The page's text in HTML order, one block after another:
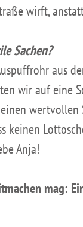
wirft,
Sachen?
aus
wir auf eine
einen
keinen
Anja!
mag: